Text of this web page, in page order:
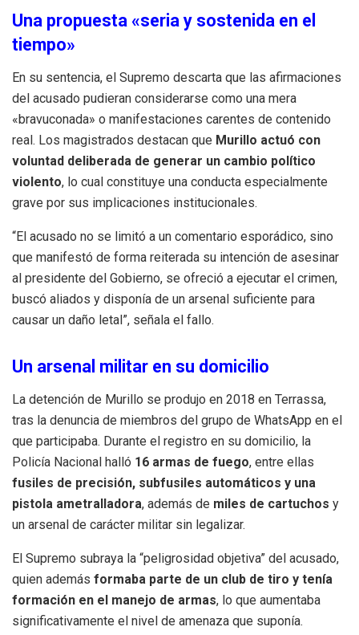
Una propuesta «seria y sostenida en el
tiempo»
En su sentencia, el Supremo descarta que las afirmaciones
del acusado pudieran considerarse como una mera
«bravuconada» o manifestaciones carentes de contenido
real. Los magistrados destacan que Murillo actuó con
voluntad deliberada de generar un cambio político
violento, lo cual constituye una conducta especialmente
grave por sus implicaciones institucionales.
“El acusado no se limitó a un comentario esporádico, sino
que manifestó de forma reiterada su intención de asesinar
al presidente del Gobierno, se ofreció a ejecutar el crimen,
buscó aliados y disponía de un arsenal suficiente para
causar un daño letal”, señala el fallo.
Un arsenal militar en su domicilio
La detención de Murillo se produjo en 2018 en Terrassa,
tras la denuncia de miembros del grupo de WhatsApp en el
que participaba. Durante el registro en su domicilio, la
Policía Nacional halló 16 armas de fuego, entre ellas
fusiles de precisión, subfusiles automáticos y una
pistola ametralladora, además de miles de cartuchos y
un arsenal de carácter militar sin legalizar.
El Supremo subraya la “peligrosidad objetiva” del acusado,
quien además formaba parte de un club de tiro y tenía
formación en el manejo de armas, lo que aumentaba
significativamente el nivel de amenaza que suponía.